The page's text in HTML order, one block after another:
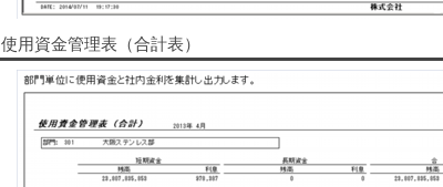
使用資金管理表（合計表）